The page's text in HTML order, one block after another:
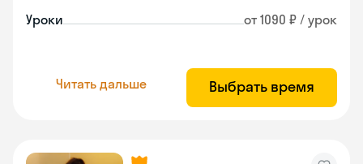
Уроки от 1090 ₽ / урок
Читать дальше Выбрать время